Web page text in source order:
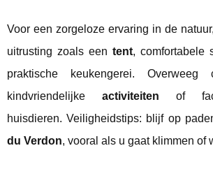
Voor een zorgeloze ervaring in de
uitrusting zoals een tent, comfortabele
praktische keukengerei. Overweeg
kindvriendelijke activiteiten of
huisdieren. Veiligheidstips: blijf op
du Verdon, vooral als u gaat klimmen of